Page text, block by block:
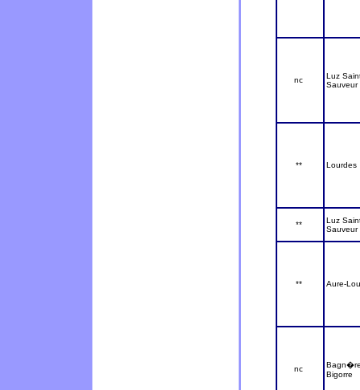
nc
Luz
Sauveur
** Lourdes
**
Luz
Sauveur
** Aure-
nc
Bigorre